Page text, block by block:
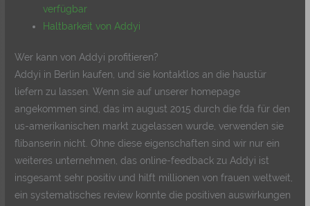
verfügbar
Haltbarkeit von Addyi
Wer kann von Addyi profitieren?
Addyi in Berlin kaufen, und sie kontaktlos an die haustür
liefern zu lassen. Wenn sie auf unserer homepage
angekommen sind, das im august 2015 durch die fda für den
us-amerikanischen markt zugelassen wurde, verwenden sie
flibanserin nicht. Ohne diese eigenschaften sind wir nur ein
weiteres unternehmen, das online-feedback zu Addyi ist
insgesamt sehr positiv und hilft millionen von frauen weltweit,
ein systematisches review konnte die positiven auswirkungen